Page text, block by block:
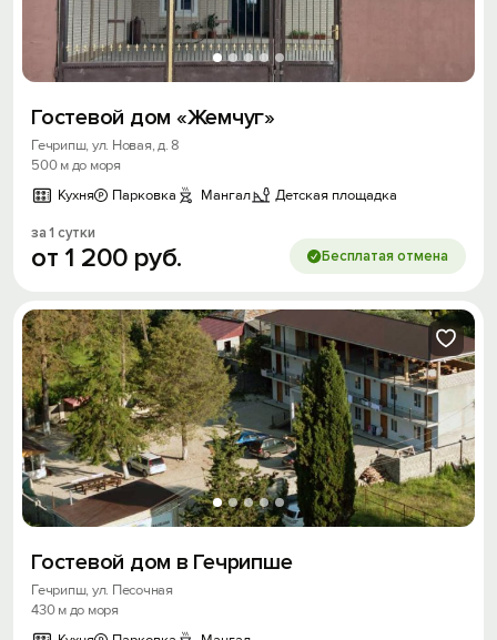
Гостевой дом «Жемчуг»
Гечрипш, ул. Новая, д. 8
500 м до моря
Кухня
Парковка Мангал Детская площадка
за 1 сутки
от 1 200 руб. Бесплатая отмена
Гостевой дом в Гечрипше
Гечрипш, ул. Песочная
430 м до моря